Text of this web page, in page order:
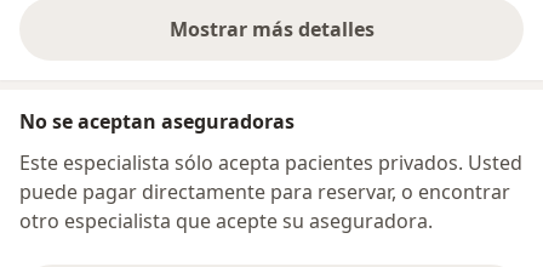
Mostrar más detalles
sobre la dirección
No se aceptan aseguradoras
Este especialista sólo acepta pacientes privados. Usted
puede pagar directamente para reservar, o encontrar
otro especialista que acepte su aseguradora.